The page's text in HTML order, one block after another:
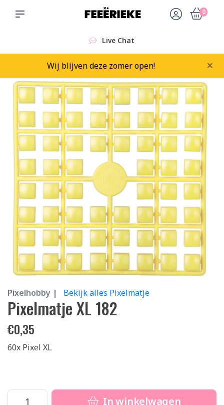
0
Live Chat
Wij blijven deze zomer open! ×
Pixelhobby | Bekijk alles Pixelmatje
Pixelmatje XL 182
€0,35
60x Pixel XL
In winkelwagen